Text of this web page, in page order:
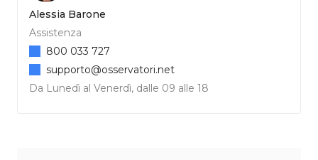
Alessia Barone
Assistenza
Da Lunedì al Venerdì, dalle 09 alle 18
800 033 727
supporto@osservatori.net